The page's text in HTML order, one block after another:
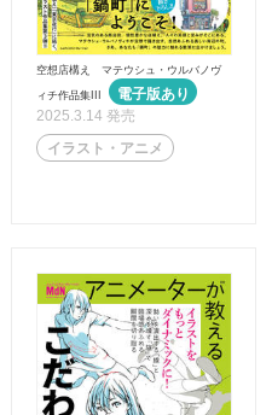
空想店構え マテウシュ・ウルバノヴ
ィチ作品集III
2025.3.14 発売
イラスト・アニメ